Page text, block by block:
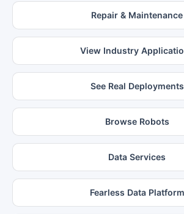
Repair & Maintenance
View Industry
See Real Deployments
Browse Robots
Data Services
Fearless Data Platform